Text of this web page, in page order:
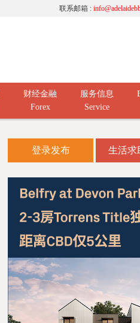
联系邮箱 :
财经金融
Forex
服务信息
Service
登录发布 生活求